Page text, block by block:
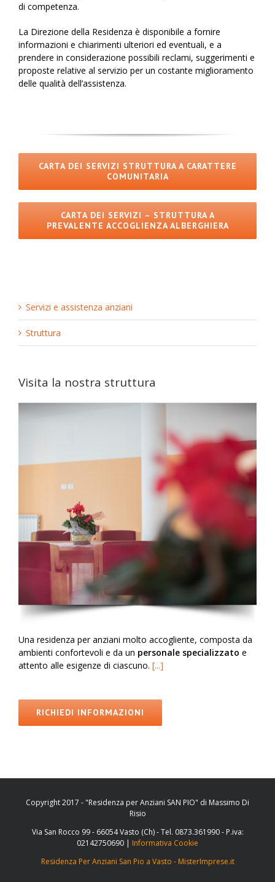
di competenza.
La Direzione della Residenza è disponibile a fornire
informazioni e chiarimenti ulteriori ed eventuali, e a
prendere in considerazione possibili reclami, suggerimenti e
proposte relative al servizio per un costante miglioramento
delle qualità dell’assistenza.
CARTA DEI SERVIZI STRUTTURA A CARATTERE
COMUNITARIA
CARTA DEI SERVIZI – STRUTTURA A
PREVALENTE ACCOGLIENZA ALBERGHIERA
Servizi e assistenza anziani
Struttura
Visita la nostra struttura
Una residenza per anziani molto accogliente, composta da
ambienti confortevoli e da un personale specializzato e
attento alle esigenze di ciascuno. [...]
RICHIEDI INFORMAZIONI
Copyright 2017 - "Residenza per Anziani SAN PIO" di Massimo Di
Risio
Via San Rocco 99 - 66054 Vasto (Ch) - Tel. 0873.361990 - P.iva:
02142750690 | Informativa Cookie
Residenza Per Anziani San Pio a Vasto - MisterImprese.it